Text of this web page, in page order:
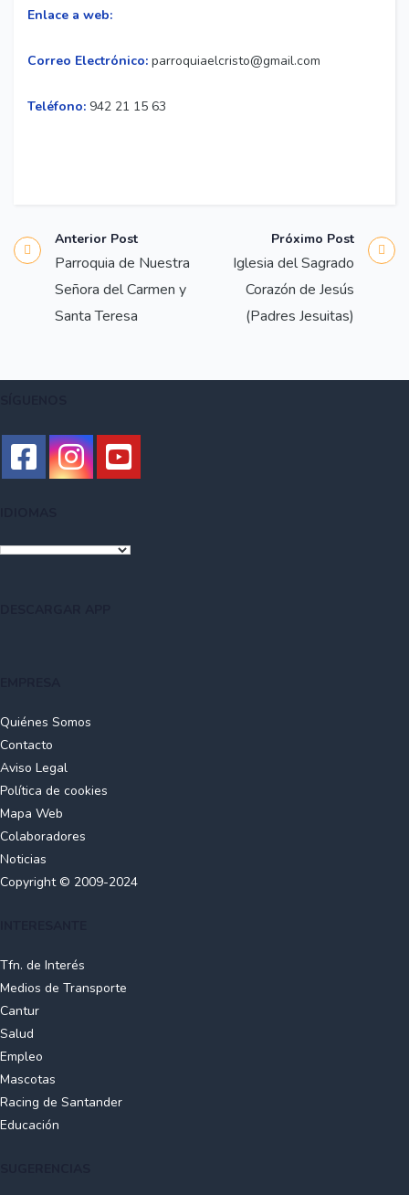
Enlace a web:
Correo Electrónico: parroquiaelcristo@gmail.com
Teléfono: 942 21 15 63
Anterior Post
Parroquia de Nuestra
Señora del Carmen y
Santa Teresa
Próximo Post
Iglesia del Sagrado
Corazón de Jesús
(Padres Jesuitas)
Quiénes Somos
Contacto
Aviso Legal
Política de cookies
Mapa Web
Colaboradores
Noticias
Copyright © 2009-2024
Tfn. de Interés
Medios de Transporte
Cantur
Salud
Empleo
Mascotas
Racing de Santander
Educación